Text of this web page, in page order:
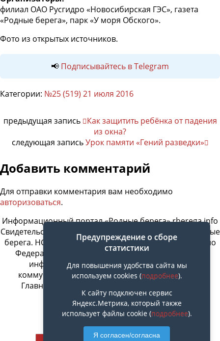
филиал ОАО Русгидро «Новосибирская ГЭС», газета
«Родные берега», парк «У моря Обского».
Фото из открытых источников.
📢 Подписывайтесь в Telegram
Категории: №25 (519) 21 июля 2016
предыдущая запись
Как защитить ребёнка от падения
из окна?
следующая записьУрок памяти «Гений разведки»
Добавить комментарий
Для отправки комментария вам необходимо
авторизоваться.
Информационный портал «Родные берега» rberega.info
Свидетельство о регистрации сетевого издания «Родные
берега. НСК»: Эл № ФС77-74717 от 11.01.2019 г., выдано
Федеральной службой по надзору в сфере связи,
информационных технологий и массовых
коммуникаций. Учредитель ООО «СовИнформ».
Главный редактор Байжанов Ерлан Омарович
Предупреждение о сборе
статистики
Для повышения удобства сайта мы
используем cookies (подробнее).
К сайту подключен сервис
Яндекс.Метрика, который также
использует файлы cookie (подробнее).
Я согласен/согласна
Наверх